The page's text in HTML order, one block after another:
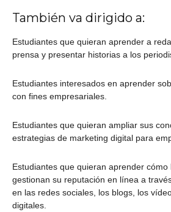
También va dirigido a:
Estudiantes que quieran aprender a
prensa y presentar historias a los
Estudiantes interesados en aprender
con fines empresariales.
Estudiantes que quieran ampliar sus
estrategias de marketing digital para
Estudiantes que quieran aprender cómo
gestionan su reputación en línea a
en las redes sociales, los blogs, los
digitales.